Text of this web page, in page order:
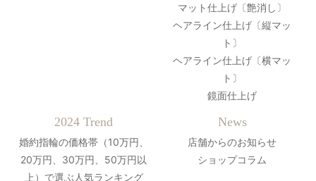
マット仕上げ〔艶消し〕
ヘアライン仕上げ〔縦マッ
ト〕
ヘアライン仕上げ〔横マッ
ト〕
鏡面仕上げ
2024 Trend
婚約指輪の価格帯（10万円、
20万円、30万円、50万円以
上）で選ぶ人気ランキング
News
店舗からのお知らせ
ショップコラム